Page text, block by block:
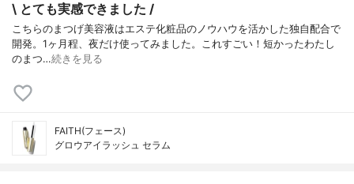
\ とても実感できました /
こちらのまつげ美容液はエステ化粧品のノウハウを活かした独自配合で
開発。1ヶ月程、夜だけ使ってみました。ㅤㅤㅤㅤㅤㅤㅤㅤㅤㅤㅤㅤㅤこれすごい！短かったわたし
のまつ…続きを見る
FAITH(フェース)
グロウアイラッシュ セラム